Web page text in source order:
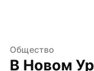
Общество
В Новом